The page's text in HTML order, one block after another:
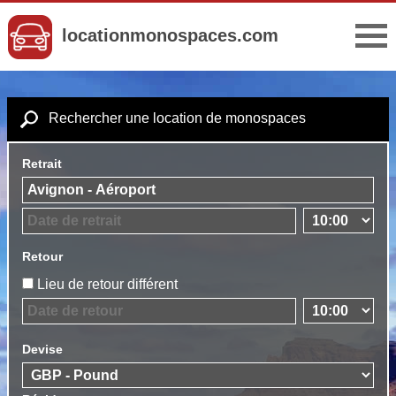
locationmonospaces.com
Rechercher une location de monospaces
Retrait
Retour
Lieu de retour différent
Devise